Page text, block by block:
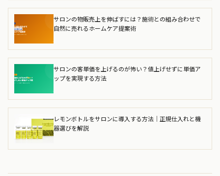
サロンの物販売上を伸ばすには？施術との組み合わせで
自然に売れるホームケア提案術
サロンの客単価を上げるのが怖い？値上げせずに単価ア
ップを実現する方法
レモンボトルをサロンに導入する方法｜正規仕入れと機
器選びを解説